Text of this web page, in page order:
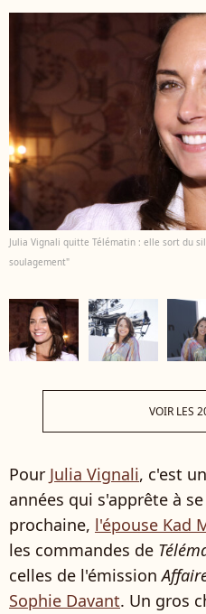
Julia Vignali quitte Télématin : elle sort du
soulagement"
VOIR LES
Pour Julia Vignali, c'est
années qui s'apprête à
prochaine, l'épouse Kad
les commandes de
celles de l'émission
Sophie Davant. Un gros